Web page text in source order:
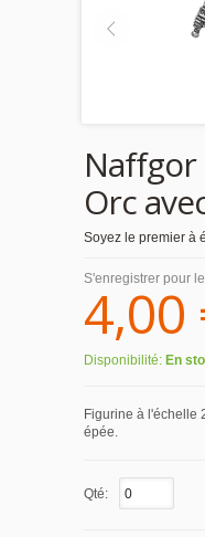
Naffgor
Orc
Soyez le premier à
S'enregistrer pour
4,00
Disponibilité: En
Figurine à l'échelle
épée.
Qté: